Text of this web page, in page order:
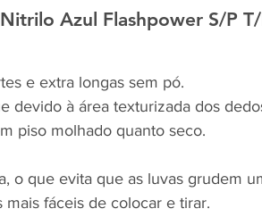
Azul Flashpower S/P
e extra longas sem pó.
devido à área texturizada dos
piso molhado quanto seco.
o que evita que as luvas grudem
mais fáceis de colocar e tirar.